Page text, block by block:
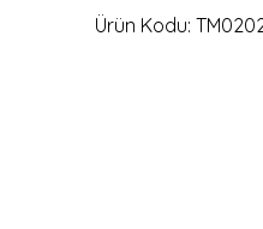
Ürün Kodu: